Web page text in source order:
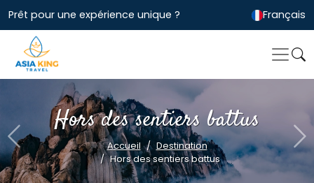
Prêt pour une expérience unique ? Français
Hors des sentiers battus
Accueil
Destination
Hors des sentiers battus
Previous